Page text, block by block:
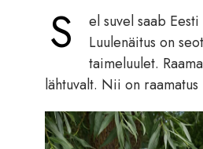
S
el suvel saab
Luulenäitus on
taimeluulet.
lähtuvalt. Nii on